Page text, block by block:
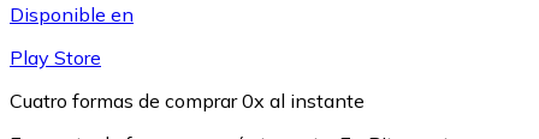
Disponible en
Play Store
Cuatro formas de comprar 0x al instante